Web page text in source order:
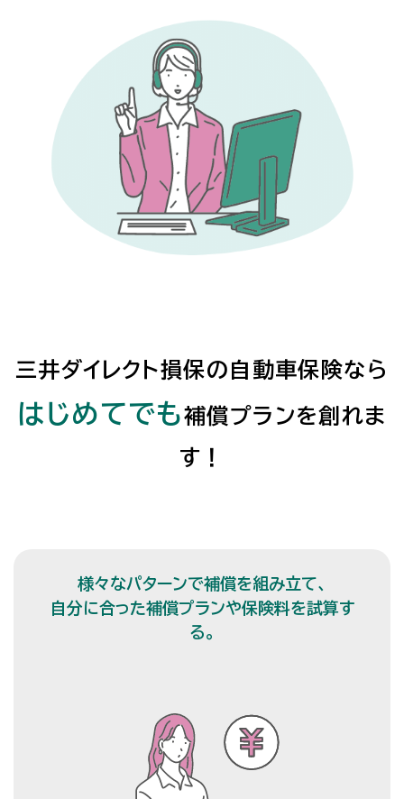
三井ダイレクト損保の自動車保険なら
はじめてでも補償プランを創れま
す！
様々なパターンで補償を組み立て、
自分に合った補償プランや保険料を試算す
る。